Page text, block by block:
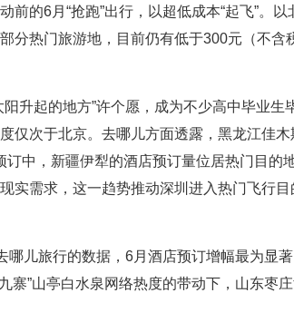
的6月“抢跑”出行，以超低成本“起飞”。
分热门旅游地，目前仍有低于300元（不
升起的地方”许个愿，成为不少高中毕业
仅次于北京。去哪儿方面透露，黑龙江佳
中，新疆伊犁的酒店预订量位居热门目的
实需求，这一趋势推动深圳进入热门飞行
哪儿旅行的数据，6月酒店预订增幅最为显
寨”山亭白水泉网络热度的带动下，山东枣